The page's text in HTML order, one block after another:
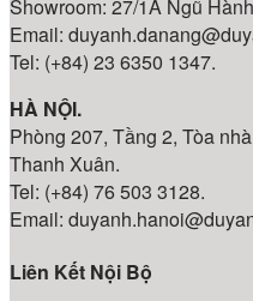
Showroom: 27/1A Ngũ
Email:
Tel: (+84) 23 6350 1347.
HÀ NỘI.
Phòng 207, Tầng 2, Tòa
Thanh Xuân.
Tel: (+84) 76 503 3128.
Email:
Liên Kết Nội Bộ